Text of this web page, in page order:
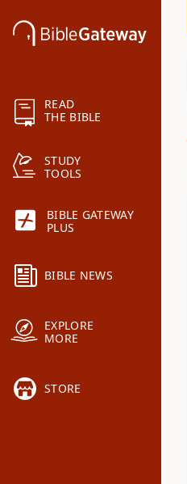
READ
THE BIBLE
STUDY
TOOLS
BIBLE GATEWAY
PLUS
BIBLE NEWS
EXPLORE
MORE
STORE